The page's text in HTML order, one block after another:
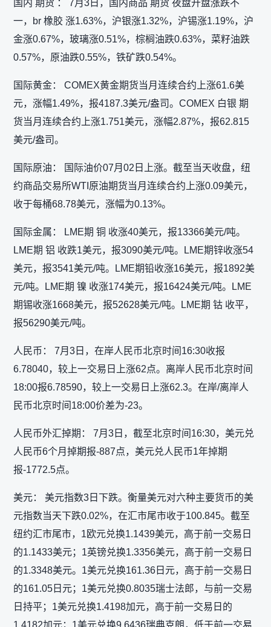
国内 期货 ： 7月3日，国内商品 期货 夜盘开盘涨跌不
一，br 橡胶 涨1.63%，沪银涨1.32%，沪锡涨1.19%，沪
金涨0.67%，玻璃涨0.51%，棕榈油跌0.63%，菜籽油跌
0.57%，原油跌0.55%，铁矿跌0.54%。
国际黄金： COMEX黄金期货当月连续合约上涨61.6美
元，涨幅1.49%，报4187.3美元/盎司。COMEX 白银 期
货当月连续合约上涨1.751美元，涨幅2.87%，报62.815
美元/盎司。
国际原油： 国际油价07月02日上涨。截至当天收盘，纽
约商品交易所WTI原油期货当月连续合约上涨0.09美元，
收于每桶68.78美元，涨幅为0.13%。
国际金属： LME期 铜 收涨40美元，报13366美元/吨。
LME期 铝 收跌1美元，报3090美元/吨。LME期锌收涨54
美元，报3541美元/吨。LME期铅收涨16美元，报1892美
元/吨。LME期 镍 收涨174美元，报16424美元/吨。LME
期锡收涨1668美元，报52628美元/吨。LME期 钴 收平，
报56290美元/吨。
人民币： 7月3日，在岸人民币北京时间16:30收报
6.78040，较上一交易日上涨62点。离岸人民币北京时间
18:00报6.78590，较上一交易日上涨62.3。在岸/离岸人
民币北京时间18:00价差为-23。
人民币外汇掉期： 7月3日，截至北京时间16:30，美元兑
人民币6个月掉期报-887点，美元兑人民币1年掉期
报-1772.5点。
美元： 美元指数3日下跌。衡量美元对六种主要货币的美
元指数当天下跌0.02%，在汇市尾市收于100.845。截至
纽约汇市尾市，1欧元兑换1.1439美元，高于前一交易日
的1.1433美元；1英镑兑换1.3356美元，高于前一交易日
的1.3348美元。1美元兑换161.36日元，高于前一交易日
的161.05日元；1美元兑换0.8035瑞士法郎，与前一交易
日持平；1美元兑换1.4198加元，高于前一交易日的
1.4182加元；1美元兑换9.6436瑞典克朗，低于前一交易